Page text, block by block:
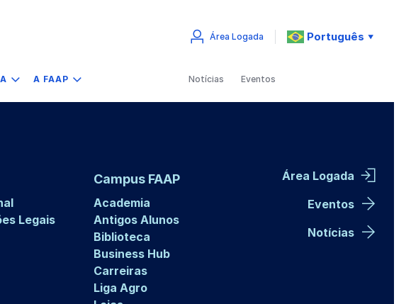
A FAAP
Área Logada Português ▼
Notícias Eventos
Legais
Campus FAAP
Academia
Antigos Alunos
Biblioteca
Business Hub
Carreiras
Liga Agro
Área Logada
Eventos
Notícias